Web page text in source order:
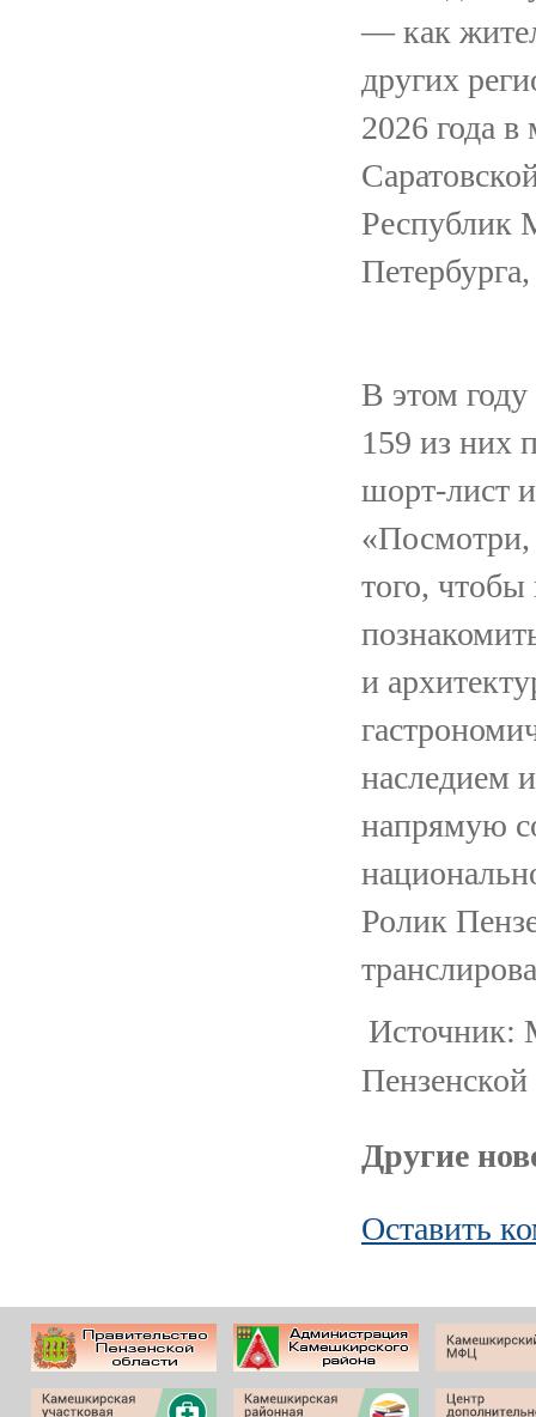
— как
других
2026 года в
Республик
В этом
159 из них
шорт-лист
«Посмотри,
того,
и
наследием
напрямую
Ролик
Источник:
Пензенской
Другие
Оставить